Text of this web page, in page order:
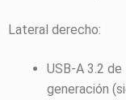
Lateral derecho:
USB-A 3.2 de
generación